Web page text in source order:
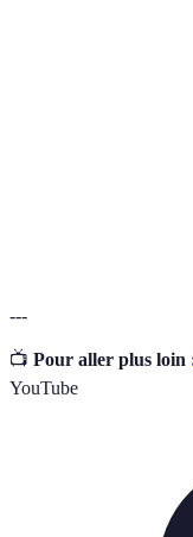
---
📺 Pour aller plus loin
YouTube